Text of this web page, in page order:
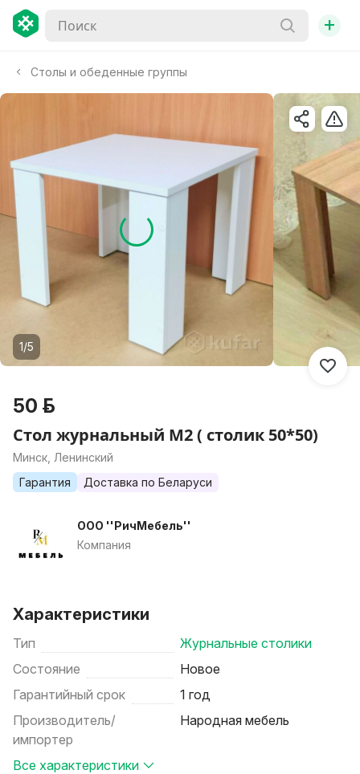
+
Столы и обеденные группы
1/5
50 р.
Стол журнальный М2 ( столик 50*50)
Минск, Ленинский
Гарантия
Доставка по Беларуси
ООО ''РичМебель''
Компания
Характеристики
Тип
Журнальные столики
Состояние
Новое
Гарантийный срок
1 год
Производитель/
импортер
Народная мебель
Все характеристики